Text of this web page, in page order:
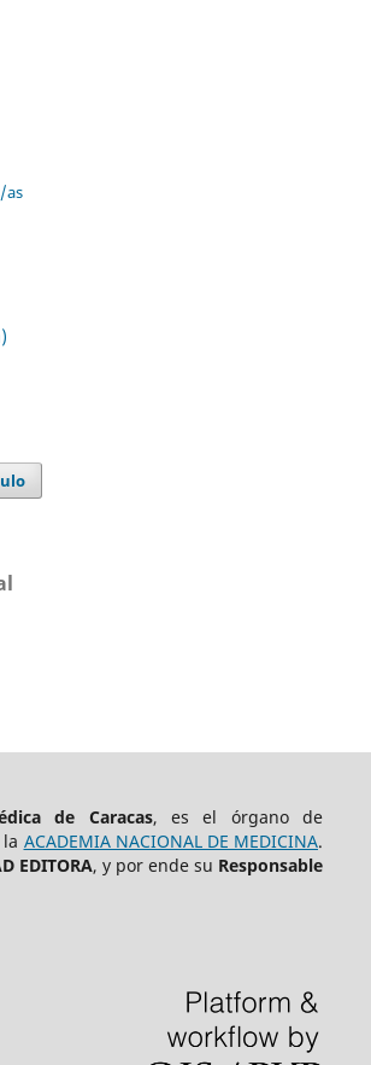
as
de Caracas, es el órgano de
ACADEMIA NACIONAL DE MEDICINA.
EDITORA, y por ende su Responsable